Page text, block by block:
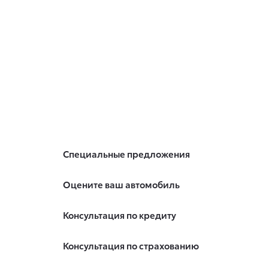
Специальные предложения
Оцените ваш автомобиль
Консультация по кредиту
Консультация по страхованию